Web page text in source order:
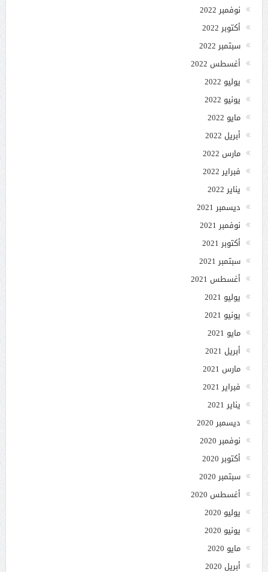
نوفمبر 2022
أكتوبر 2022
سبتمبر 2022
أغسطس 2022
يوليو 2022
يونيو 2022
مايو 2022
أبريل 2022
مارس 2022
فبراير 2022
يناير 2022
ديسمبر 2021
نوفمبر 2021
أكتوبر 2021
سبتمبر 2021
أغسطس 2021
يوليو 2021
يونيو 2021
مايو 2021
أبريل 2021
مارس 2021
فبراير 2021
يناير 2021
ديسمبر 2020
نوفمبر 2020
أكتوبر 2020
سبتمبر 2020
أغسطس 2020
يوليو 2020
يونيو 2020
مايو 2020
أبريل 2020